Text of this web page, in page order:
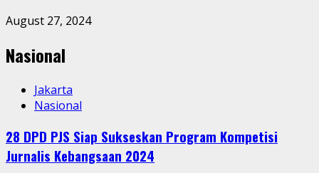
August 27, 2024
Nasional
Jakarta
Nasional
28 DPD PJS Siap Sukseskan Program Kompetisi
Jurnalis Kebangsaan 2024